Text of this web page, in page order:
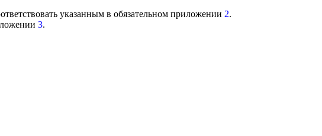
указанным в обязательном приложении 2.
3.